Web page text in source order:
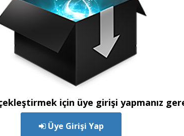
için üye girişi yapmanız
Üye Girişi Yap